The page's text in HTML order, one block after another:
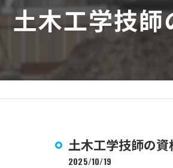
土木工学技
土木工学技師の
2025/10/19